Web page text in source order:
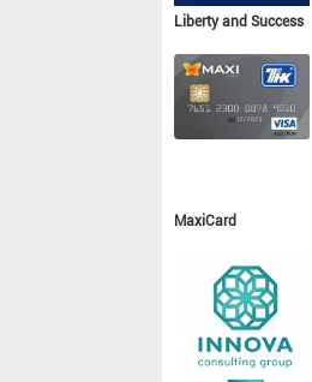
Liberty and Success
MaxiCard